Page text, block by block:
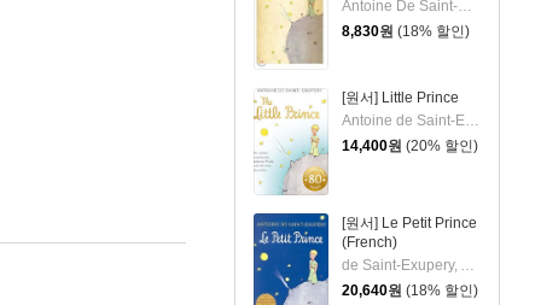
8,830원 (18% 할인)
[원서] Little Prince
Antoine de Saint-Exupery
14,400원 (20% 할인)
[원서] Le Petit Prince
(French)
de Saint-Exupery, Antoine
20,640원 (18% 할인)